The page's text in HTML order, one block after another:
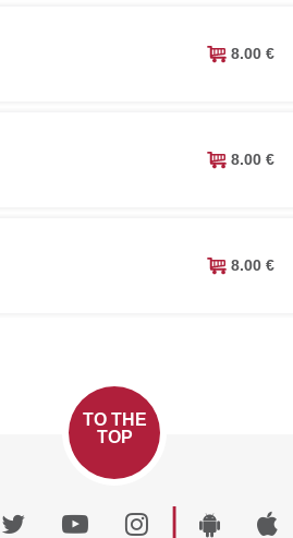
8.00 €
8.00 €
8.00 €
TO THE
TOP
|